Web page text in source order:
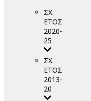
ΣΧ.
ΕΤΟΣ
2020-
25
ΣΧ.
ΕΤΟΣ
2013-
20